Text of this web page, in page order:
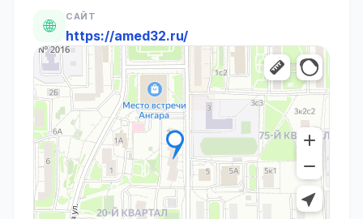
🌐 САЙТ
https://amed32.ru/